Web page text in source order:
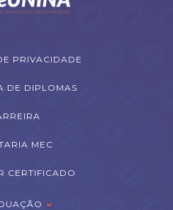
PRIVACIDADE
DE DIPLOMAS
MEC
CERTIFICADO